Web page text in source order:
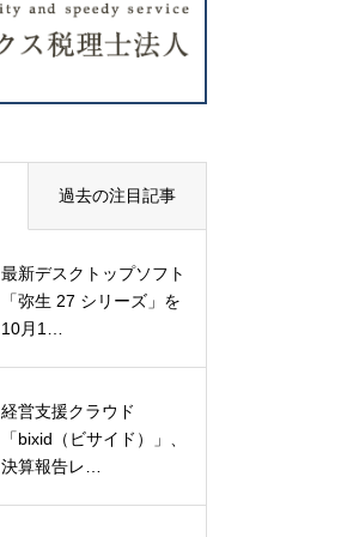
過去の注目記事
最新デスクトップソフト
「弥生 27 シリーズ」を
10月1…
経営支援クラウド
「bixid（ビサイド）」、
決算報告レ…